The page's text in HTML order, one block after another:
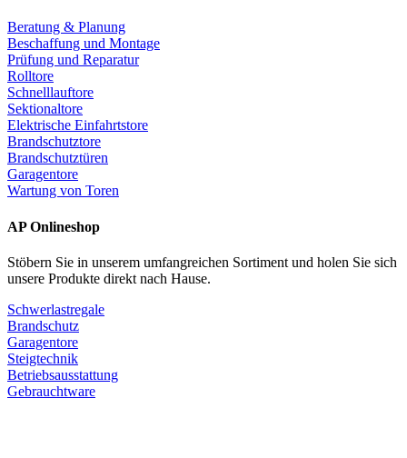
Beratung & Planung
Beschaffung und Montage
Prüfung und Reparatur
Rolltore
Schnelllauftore
Sektionaltore
Elektrische Einfahrtstore
Brandschutztore
Brandschutztüren
Garagentore
Wartung von Toren
AP Onlineshop
Stöbern Sie in unserem umfangreichen Sortiment und holen Sie sich
unsere Produkte direkt nach Hause.
Schwerlastregale
Brandschutz
Garagentore
Steigtechnik
Betriebsausstattung
Gebrauchtware